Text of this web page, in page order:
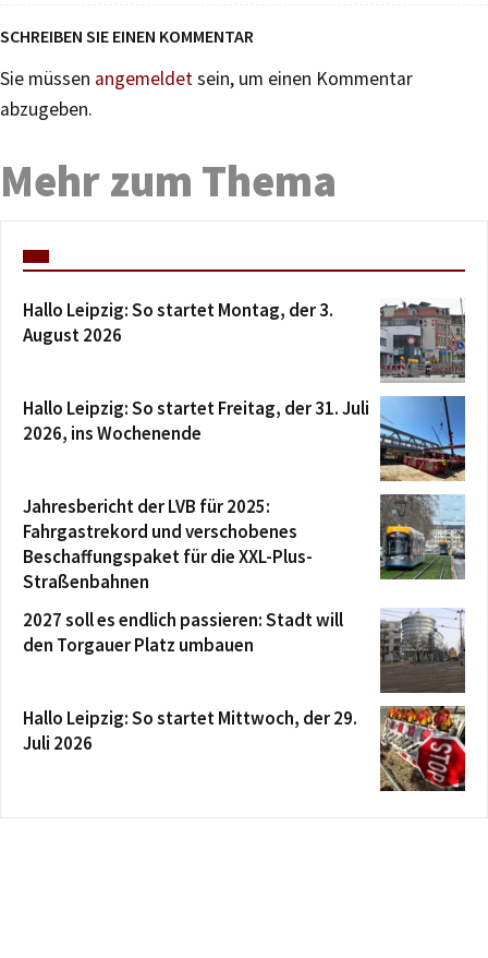
SCHREIBEN SIE EINEN KOMMENTAR
Sie müssen angemeldetsein, um einen Kommentar
abzugeben.
Mehr zum Thema
Hallo Leipzig: So startet Montag, der 3.
August 2026
Hallo Leipzig: So startet Freitag, der 31. Juli
2026, ins Wochenende
Jahresbericht der LVB für 2025:
Fahrgastrekord und verschobenes
Beschaffungspaket für die XXL-Plus-
Straßenbahnen
2027 soll es endlich passieren: Stadt will
den Torgauer Platz umbauen
Hallo Leipzig: So startet Mittwoch, der 29.
Juli 2026